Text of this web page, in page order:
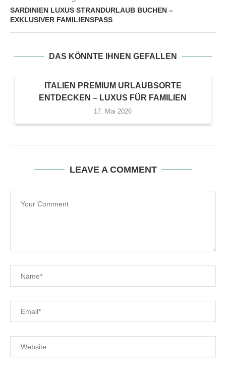
SARDINIEN LUXUS STRANDURLAUB BUCHEN –
EXKLUSIVER FAMILIENSPASS
DAS KÖNNTE IHNEN GEFALLEN
ITALIEN PREMIUM URLAUBSORTE
ENTDECKEN – LUXUS FÜR FAMILIEN
17. Mai 2026
LEAVE A COMMENT